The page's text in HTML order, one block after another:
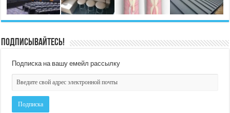
Подписывайтесь!
Подписка на вашу емейл рассылку